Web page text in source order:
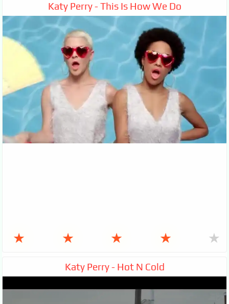
Katy Perry - This Is How We Do
★ ★ ★ ★ ★
Katy Perry - Hot N Cold